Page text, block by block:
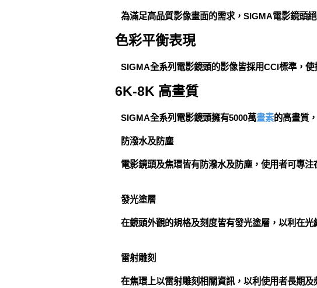
為滿足高品質影像畫面的需求，SIGMA電影鏡頭
色彩平衡表現
SIGMA全系列電影鏡頭的影像皆採用CCI標準，使
6K-8K 高畫質
SIGMA全系列電影鏡頭擁有5000萬畫素的高畫質
防潑水及防塵
電影鏡頭及焦環皆有防潑水及防塵，使用者可專
發光塗層
在鏡頭外觀的規格及刻度皆有發光塗層，以利在光
雷射雕刻
在焦環上以雷射雕刻相關資訊，以利使用者長期